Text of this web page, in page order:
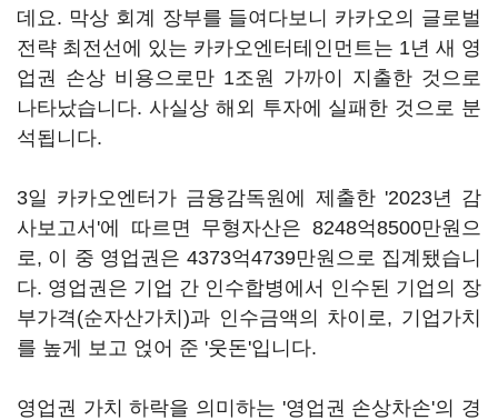
데요. 막상 회계 장부를 들여다보니 카카오의 글로벌
전략 최전선에 있는 카카오엔터테인먼트는 1년 새 영
업권 손상 비용으로만 1조원 가까이 지출한 것으로
나타났습니다. 사실상 해외 투자에 실패한 것으로 분
석됩니다.
3일 카카오엔터가 금융감독원에 제출한 '2023년 감
사보고서'에 따르면 무형자산은 8248억8500만원으
로, 이 중 영업권은 4373억4739만원으로 집계됐습니
다. 영업권은 기업 간 인수합병에서 인수된 기업의 장
부가격(순자산가치)과 인수금액의 차이로, 기업가치
를 높게 보고 얹어 준 '웃돈'입니다.
영업권 가치 하락을 의미하는 '영업권 손상차손'의 경